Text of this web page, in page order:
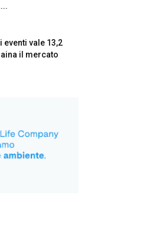
eventi vale 13,2
il mercato